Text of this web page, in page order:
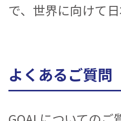
で、世界に向けて
よくあるご質